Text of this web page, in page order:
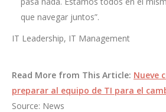
que navegar juntos”.
IT Leadership, IT Management
Read More from This Article: Nueve
preparar al equipo de TI para el
Source: News